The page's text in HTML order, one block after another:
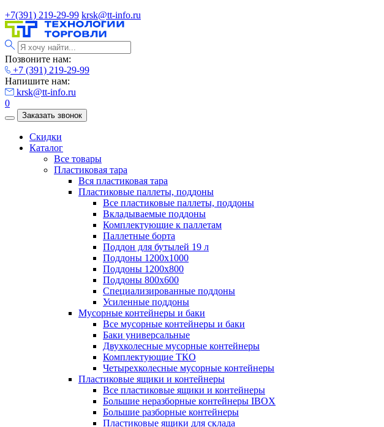
+7(391) 219-29-99 krsk@tt-info.ru
Позвоните нам:
+7 (391) 219-29-99
Напишите нам:
krsk@tt-info.ru
0
Заказать звонок
Скидки
Каталог
Все товары
Пластиковая тара
Вся пластиковая тара
Пластиковые паллеты, поддоны
Все пластиковые паллеты, поддоны
Вкладываемые поддоны
Комплектующие к паллетам
Паллетные борта
Поддон для бутылей 19 л
Поддоны 1200х1000
Поддоны 1200х800
Поддоны 800х600
Специализированные поддоны
Усиленные поддоны
Мусорные контейнеры и баки
Все мусорные контейнеры и баки
Баки универсальные
Двухколесные мусорные контейнеры
Комплектующие ТКО
Четырехколесные мусорные контейнеры
Пластиковые ящики и контейнеры
Все пластиковые ящики и контейнеры
Большие неразборные контейнеры IBOX
Большие разборные контейнеры
Пластиковые ящики для склада